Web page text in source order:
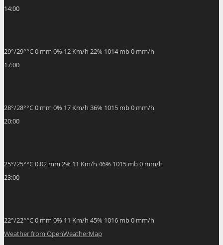
14:00
29°/29°°C0 mm 0% 12 Km/h 22% 1014 mb0 mm/h
17:00
28°/28°°C0 mm 0% 17 Km/h 36% 1015 mb0 mm/h
20:00
25°/25°°C0.02 mm 2% 11 Km/h 46% 1015 mb0 mm/h
23:00
22°/22°°C0 mm 0% 11 Km/h 45% 1016 mb0 mm/h
Weather from OpenWeatherMap